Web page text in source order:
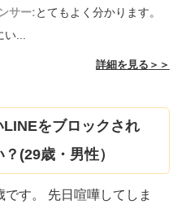
サー:とてもよく分かります。
い...
詳細を見る＞＞
をブロックされ
(29歳・男性）
す。 先日喧嘩してしま